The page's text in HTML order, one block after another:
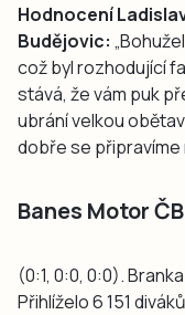
Hodnocení
Budějovic:
což byl rozhodující
stává, že vám puk
ubrání velkou
dobře se připravíme
Banes Motor
(0:1, 0:0, 0:0).
Přihlíželo 6 151